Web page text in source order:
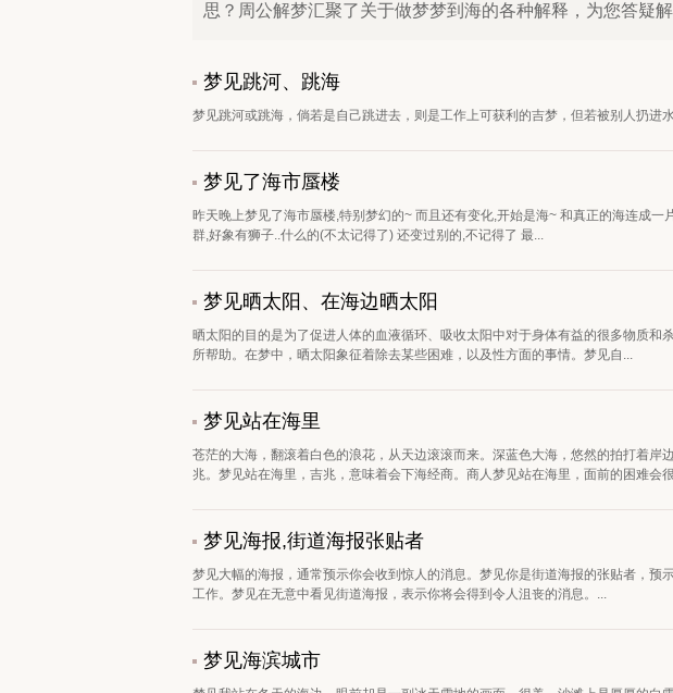
思？周公解梦汇聚了关于做梦梦到海的各种解释，为您答疑解
梦见跳河、跳海
梦见跳河或跳海，倘若是自己跳进去，则是工作上可获利的吉梦，但若被别人扔进
梦见了海市蜃楼
昨天晚上梦见了海市蜃楼,特别梦幻的~ 而且还有变化,开始是海~ 和真正的海连成
群,好象有狮子..什么的(不太记得了) 还变过别的,不记得了 最...
梦见晒太阳、在海边晒太阳
晒太阳的目的是为了促进人体的血液循环、吸收太阳中对于身体有益的很多物质和
所帮助。在梦中，晒太阳象征着除去某些困难，以及性方面的事情。梦见自...
梦见站在海里
苍茫的大海，翻滚着白色的浪花，从天边滚滚而来。深蓝色大海，悠然的拍打着岸
兆。梦见站在海里，吉兆，意味着会下海经商。商人梦见站在海里，面前的困难会
梦见海报,街道海报张贴者
梦见大幅的海报，通常预示你会收到惊人的消息。梦见你是街道海报的张贴者，预
工作。梦见在无意中看见街道海报，表示你将会得到令人沮丧的消息。...
梦见海滨城市